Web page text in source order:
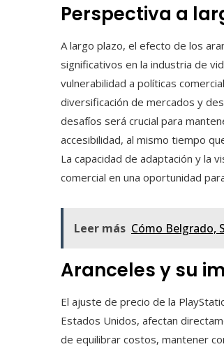
Perspectiva a
A largo plazo, el efecto de los
significativos en la industria de
vulnerabilidad a políticas
diversificación de mercados y
desafíos será crucial para
accesibilidad, al mismo tiempo
La capacidad de adaptación y la
comercial en una oportunidad
Leer más Cómo Belgrado,
Aranceles y su
El ajuste de precio de la
Estados Unidos, afectan
de equilibrar costos, mantener